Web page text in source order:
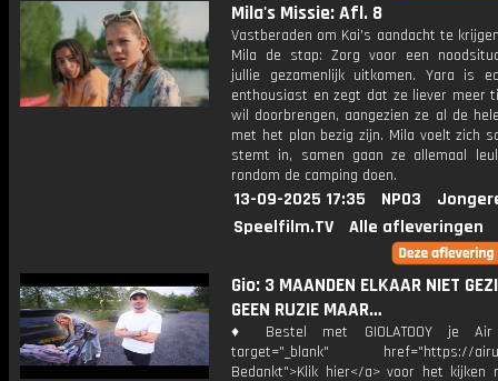
Mila's Missie: Afl. 8
Vastberaden om Kai's aandacht te
Mila de stap: Zorg voor een
jullie gezamenlijk uitkomen. Yara is
enthousiast en zegt dat ze liever meer
wil doorbrengen, aangezien ze al de
met het plan bezig zijn. Mila voelt zich
stemt in, samen gaan ze allemaal
rondom de camping doen.
13-09-2025 17:35 NPO3
Speelfilm.TV
Alle afleveringen
Gio: 3 MAANDEN ELKAAR NIET
GEEN RUZIE MAAR…
♦ Bestel met GIOLATOOY je
target="_blank" href="https://
Bedankt">Klik hier</a> voor het kijken